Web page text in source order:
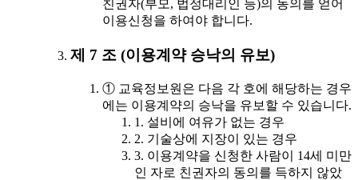
친권자(부모, 법정대리인 등)의 동의를 얻어
이용신청을 하여야 합니다.
제 7 조 (이용계약 승낙의 유보)
① 교육정보원은 다음 각 호에 해당하는 경우
에는 이용계약의 승낙을 유보할 수 있습니다.
1. 설비에 여유가 없는 경우
2. 기술상에 지장이 있는 경우
3. 이용계약을 신청한 사람이 14세 미만
인 자로 친권자의 동의를 득하지 않았